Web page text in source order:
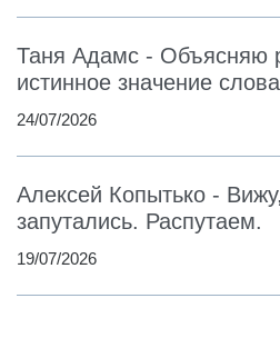
Таня Адамс - Объясняю
истинное значение
24/07/2026
Алексей Копытько -
запутались. Распутаем.
19/07/2026